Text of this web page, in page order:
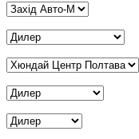
Дилер Мукачево
Дилер Одеса
Дилер Полтава*
Дилер Рівне
Дилер Суми